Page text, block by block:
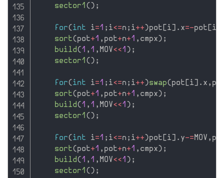
sector1 () ;
for(int i=1 ; i<=n ; i++)pot [i] . x=-pot [i
sort(pot+1 , pot+n+1 , cmpx) ;
build(1 , 1 , MOV<<1 ) ;
sector1 () ;
for(int i=1 ; i<=n ; i++)swap(pot [i] . x ,
sort(pot+1 , pot+n+1 , cmpx) ;
build(1 , 1 , MOV<<1 ) ;
sector1 () ;
for(int i=1 ; i<=n ; i++)pot [i] . y-=MOV ,
sort(pot+1 , pot+n+1 , cmpx) ;
build(1 , 1 , MOV<<1 ) ;
sector1 () ;